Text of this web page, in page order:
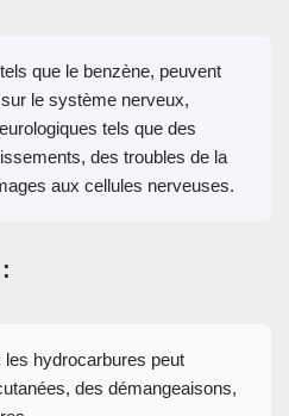
que le benzène, peuvent
le système nerveux,
tels que des
des troubles de la
aux cellules nerveuses.
hydrocarbures peut
des démangeaisons,